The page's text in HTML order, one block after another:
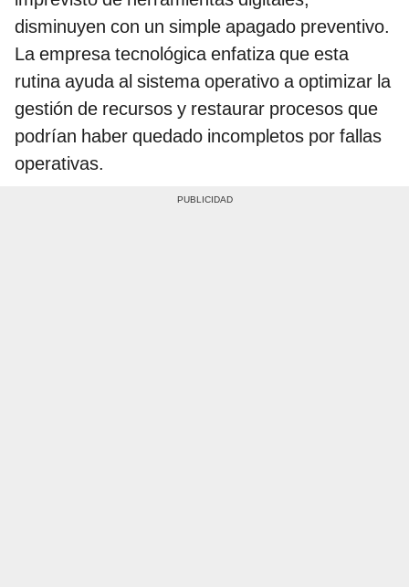
disminuyen con un simple apagado preventivo.
La empresa tecnológica enfatiza que esta
rutina ayuda al sistema operativo a optimizar la
gestión de recursos y restaurar procesos que
podrían haber quedado incompletos por fallas
operativas.